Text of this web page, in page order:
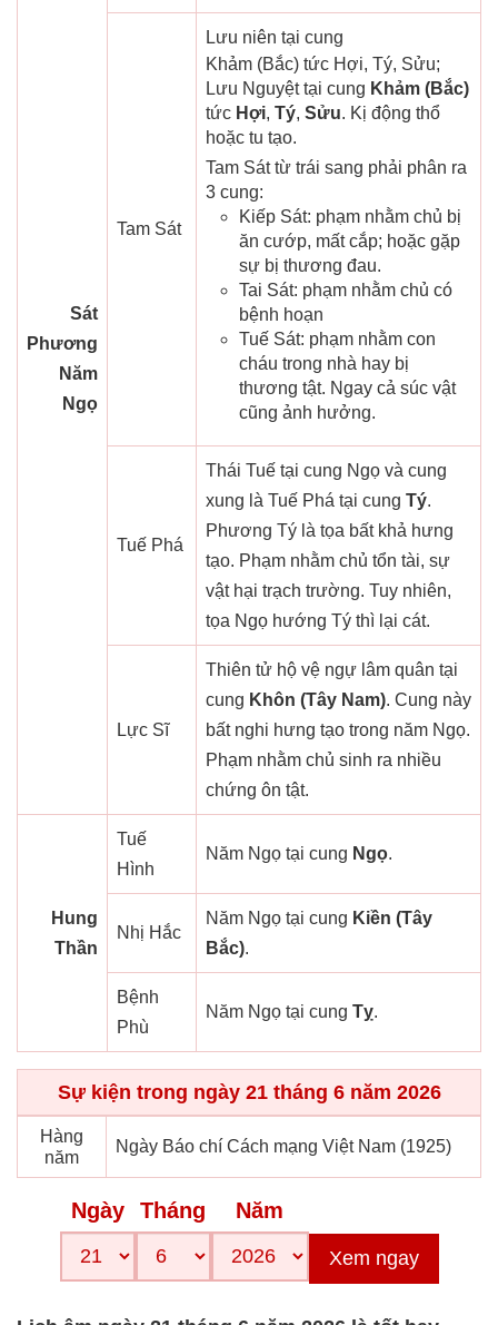
Sát
Phương
Năm
Ngọ
Tam Sát
Lưu niên tại cung
Khảm (Bắc) tức Hợi, Tý, Sửu;
Lưu Nguyệt tại cung Khảm (Bắc)
tức Hợi, Tý, Sửu. Kị động thổ
hoặc tu tạo.
Tam Sát từ trái sang phải phân ra
3 cung:
Kiếp Sát: phạm nhằm chủ bị
ăn cướp, mất cắp; hoặc gặp
sự bị thương đau.
Tai Sát: phạm nhằm chủ có
bệnh hoạn
Tuế Sát: phạm nhằm con
cháu trong nhà hay bị
thương tật. Ngay cả súc vật
cũng ảnh hưởng.
Tuế Phá
Thái Tuế tại cung Ngọ và cung
xung là Tuế Phá tại cung Tý.
Phương Tý là tọa bất khả hưng
tạo. Phạm nhằm chủ tổn tài, sự
vật hại trạch trường. Tuy nhiên,
tọa Ngọ hướng Tý thì lại cát.
Lực Sĩ
Thiên tử hộ vệ ngự lâm quân tại
cung Khôn (Tây Nam). Cung này
bất nghi hưng tạo trong năm Ngọ.
Phạm nhằm chủ sinh ra nhiều
chứng ôn tật.
Hung
Thần
Tuế
Hình
Năm Ngọ tại cung Ngọ.
Nhị Hắc
Năm Ngọ tại cung Kiền (Tây
Bắc).
Bệnh
Phù
Năm Ngọ tại cung Tỵ.
Sự kiện trong ngày 21 tháng 6 năm 2026
Hàng
năm
Ngày Báo chí Cách mạng Việt Nam (1925)
Ngày Tháng Năm
Xem ngay